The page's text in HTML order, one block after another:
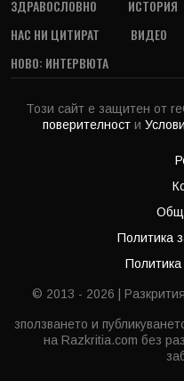
ЗДРАВОСЛОВНО
ИСТОРИЯ
НАС НИ ЦИТИРАТ
ВИДЕО
НОВО: ИНТЕРВЮТА
Този сайт е защитен от
поверителност и
Политика
Политика
© 2013 - 2026 |
зползването и
на Razkritia.com без